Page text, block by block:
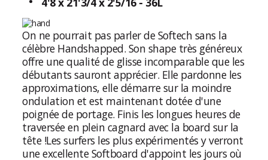
On ne pourrait pas parler de Softech sans la
célèbre Handshapped. Son shape très généreux
offre une qualité de glisse incomparable que les
débutants sauront apprécier. Elle pardonne les
approximations, elle démarre sur la moindre
ondulation et est maintenant dotée d'une
poignée de portage. Finis les longues heures de
traversée en plein cagnard avec la board sur la
tête !Les surfers les plus expérimentés y verront
une excellente Softboard d'appoint les jours où